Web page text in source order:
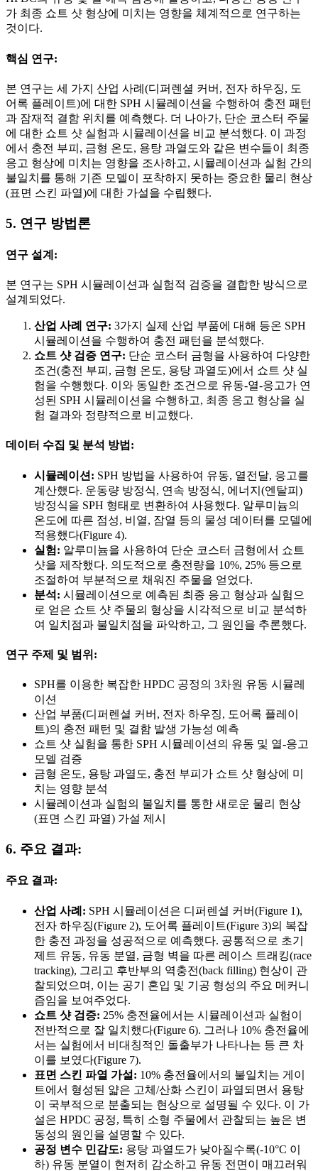
가 최종 쇼트 샷 형상에 미치는 영향을 체계적으로 연구하는
것이다.
핵심 연구:
본 연구는 세 가지 산업 사례(디퍼렌셜 커버, 전자 하우징, 도
어록 플레이트)에 대한 SPH 시뮬레이션을 수행하여 충전 패턴
과 잠재적 결함 위치를 예측했다. 더 나아가, 단순 코스터 주물
에 대한 쇼트 샷 실험과 시뮬레이션을 비교 분석했다. 이 과정
에서 충전 부피, 금형 온도, 용탕 과열도와 같은 변수들이 최종
응고 형상에 미치는 영향을 조사하고, 시뮬레이션과 실험 간의
불일치를 통해 기존 모델이 포착하지 못하는 중요한 물리 현상
(표면 스킨 파열)에 대한 가설을 수립했다.
5. 연구 방법론
연구 설계:
본 연구는 SPH 시뮬레이션과 실험적 검증을 결합한 방식으로
설계되었다.
산업 사례 연구: 3가지 실제 산업 부품에 대해 등온 SPH
시뮬레이션을 수행하여 충전 패턴을 분석했다.
쇼트 샷 검증 연구: 단순 코스터 금형을 사용하여 다양한
조건(충전 부피, 금형 온도, 용탕 과열도)에서 쇼트 샷 실
험을 수행했다. 이와 동일한 조건으로 유동-열-응고가 연
성된 SPH 시뮬레이션을 수행하고, 최종 응고 형상을 실
험 결과와 정량적으로 비교했다.
데이터 수집 및 분석 방법:
시뮬레이션: SPH 방법을 사용하여 유동, 열전달, 응고를
계산했다. 운동량 방정식, 연속 방정식, 에너지(엔탈피)
방정식을 SPH 형태로 변환하여 사용했다. 알루미늄의
온도에 따른 점성, 비열, 잠열 등의 물성 데이터를 모델에
적용했다(Figure 4).
실험: 알루미늄을 사용하여 단순 코스터 금형에서 쇼트
샷을 제작했다. 의도적으로 충전량을 10%, 25% 등으로
조절하여 부분적으로 채워진 주물을 얻었다.
분석: 시뮬레이션으로 예측된 최종 응고 형상과 실험으
로 얻은 쇼트 샷 주물의 형상을 시각적으로 비교 분석하
여 일치점과 불일치점을 파악하고, 그 원인을 추론했다.
연구 주제 및 범위:
SPH를 이용한 복잡한 HPDC 공정의 3차원 유동 시뮬레
이션
산업 부품(디퍼렌셜 커버, 전자 하우징, 도어록 플레이
트)의 충전 패턴 및 결함 발생 가능성 예측
쇼트 샷 실험을 통한 SPH 시뮬레이션의 유동 및 열-응고
모델 검증
금형 온도, 용탕 과열도, 충전 부피가 쇼트 샷 형상에 미
치는 영향 분석
시뮬레이션과 실험의 불일치를 통한 새로운 물리 현상
(표면 스킨 파열) 가설 제시
6. 주요 결과:
주요 결과:
산업 사례: SPH 시뮬레이션은 디퍼렌셜 커버(Figure 1),
전자 하우징(Figure 2), 도어록 플레이트(Figure 3)의 복잡
한 충전 과정을 성공적으로 예측했다. 공통적으로 초기
제트 유동, 유동 분열, 금형 벽을 따른 레이스 트래킹(race
tracking), 그리고 후반부의 역충전(back filling) 현상이 관
찰되었으며, 이는 공기 혼입 및 기공 형성의 주요 메커니
즘임을 보여주었다.
쇼트 샷 검증: 25% 충전율에서는 시뮬레이션과 실험이
전반적으로 잘 일치했다(Figure 6). 그러나 10% 충전율에
서는 실험에서 비대칭적인 돌출부가 나타나는 등 큰 차
이를 보였다(Figure 7).
표면 스킨 파열 가설: 10% 충전율에서의 불일치는 게이
트에서 형성된 얇은 고체/산화 스킨이 파열되면서 용탕
이 국부적으로 분출되는 현상으로 설명될 수 있다. 이 가
설은 HPDC 공정, 특히 소형 주물에서 관찰되는 높은 변
동성의 원인을 설명할 수 있다.
공정 변수 민감도: 용탕 과열도가 낮아질수록(-10°C 이
하) 유동 분열이 현저히 감소하고 유동 전면이 매끄러워